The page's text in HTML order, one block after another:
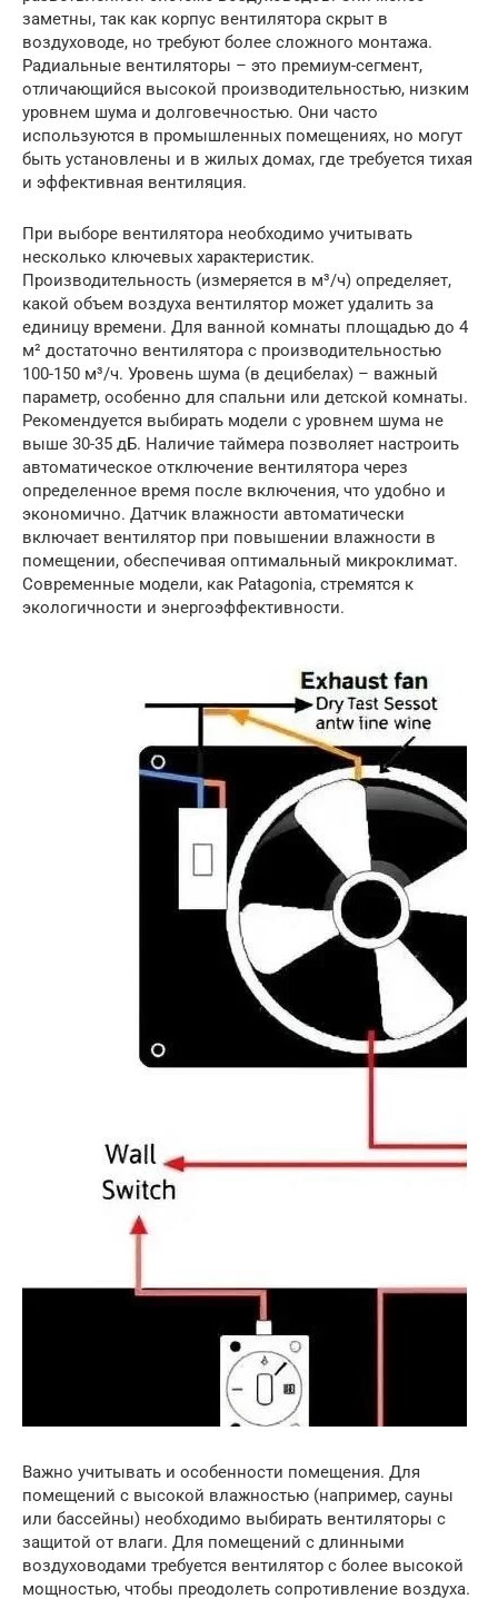
заметны, так как корпус вентилятора скрыт в
воздуховоде, но требуют более сложного монтажа.
Радиальные вентиляторы – это премиум-сегмент,
отличающийся высокой производительностью, низким
уровнем шума и долговечностью. Они часто
используются в промышленных помещениях, но могут
быть установлены и в жилых домах, где требуется тихая
и эффективная вентиляция.
При выборе вентилятора необходимо учитывать
несколько ключевых характеристик.
Производительность (измеряется в м³/ч) определяет,
какой объем воздуха вентилятор может удалить за
единицу времени. Для ванной комнаты площадью до 4
м² достаточно вентилятора с производительностью
100-150 м³/ч. Уровень шума (в децибелах) – важный
параметр, особенно для спальни или детской комнаты.
Рекомендуется выбирать модели с уровнем шума не
выше 30-35 дБ. Наличие таймера позволяет настроить
автоматическое отключение вентилятора через
определенное время после включения, что удобно и
экономично. Датчик влажности автоматически
включает вентилятор при повышении влажности в
помещении, обеспечивая оптимальный микроклимат.
Современные модели, как Patagonia, стремятся к
экологичности и энергоэффективности.
Важно учитывать и особенности помещения. Для
помещений с высокой влажностью (например, сауны
или бассейны) необходимо выбирать вентиляторы с
защитой от влаги. Для помещений с длинными
воздуховодами требуется вентилятор с более высокой
мощностью, чтобы преодолеть сопротивление воздуха.